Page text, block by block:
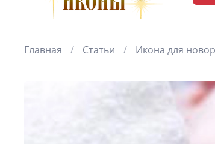
Главная Статьи Икона для